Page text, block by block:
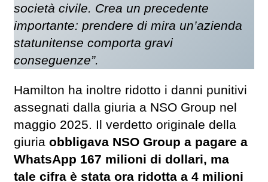
società civile. Crea un precedente
importante: prendere di mira un’azienda
statunitense comporta gravi
conseguenze”.
Hamilton ha inoltre ridotto i danni punitivi
assegnati dalla giuria a NSO Group nel
maggio 2025. Il verdetto originale della
giuria obbligava NSO Group a pagare a
WhatsApp 167 milioni di dollari, ma
tale cifra è stata ora ridotta a 4 milioni